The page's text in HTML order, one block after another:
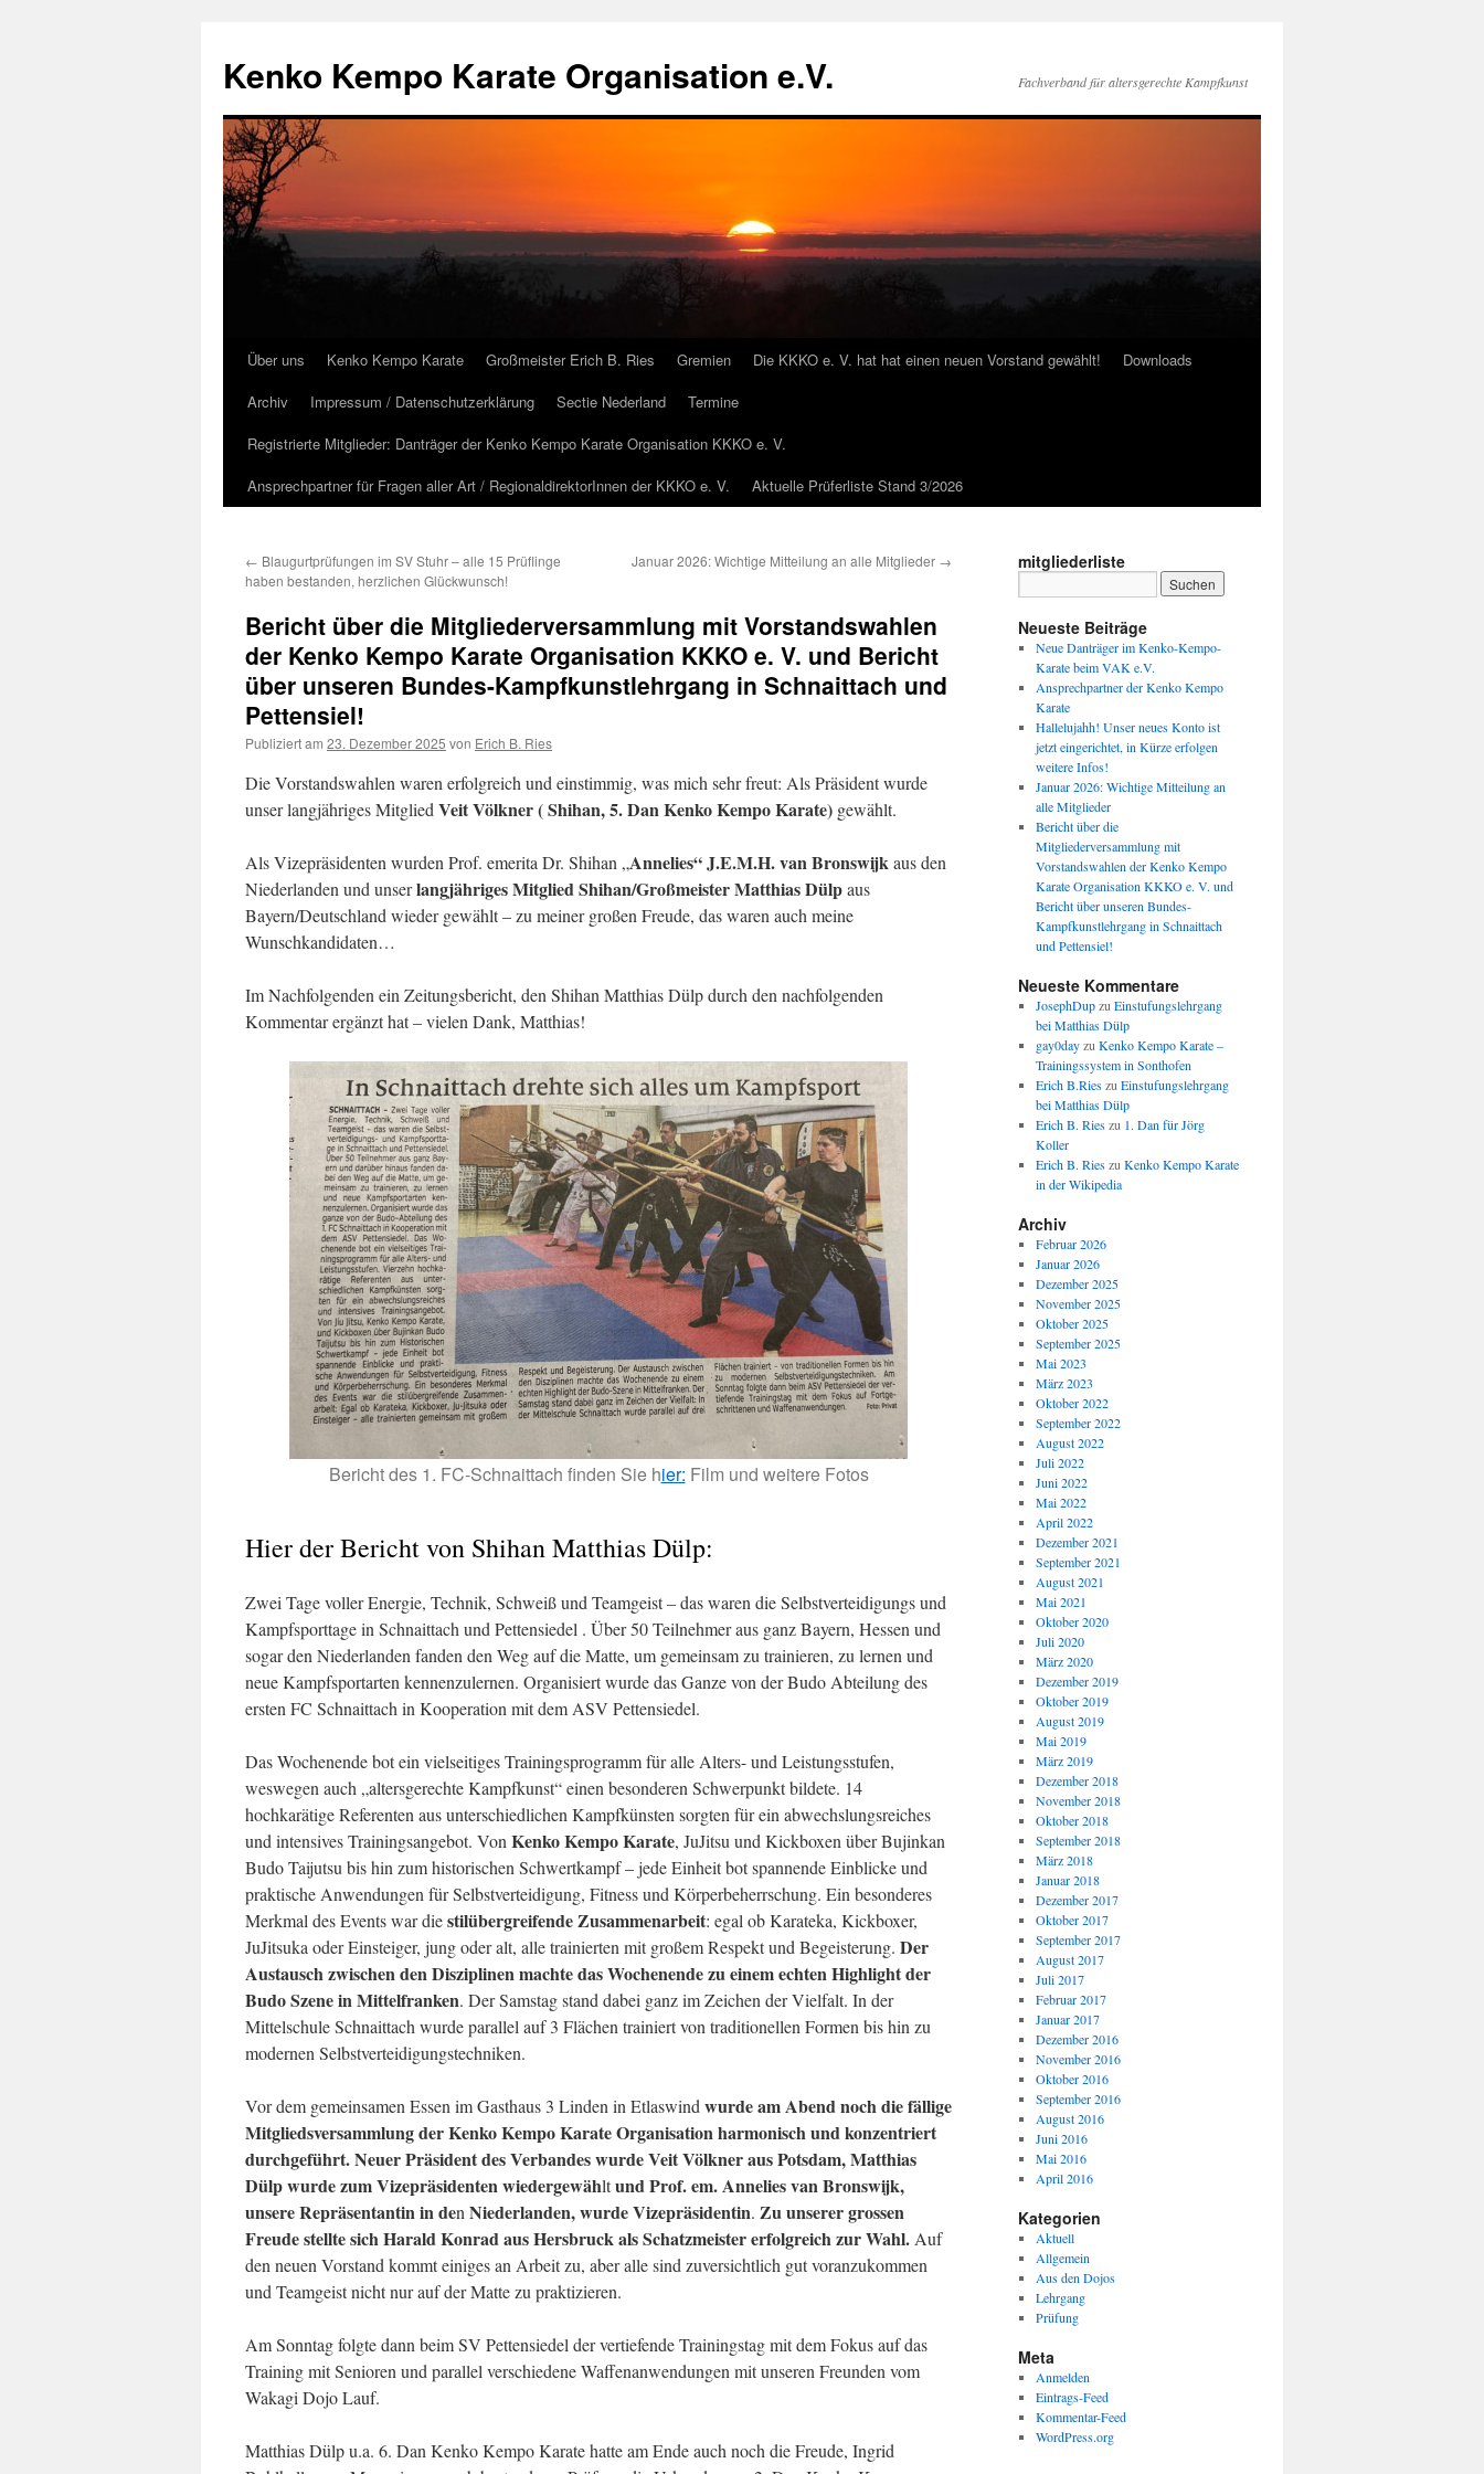
Kenko Kempo Karate Organisation e.V. Fachverband für altersgerechte Kampfkunst
Zum
Inhalt
springen
Über uns Kenko Kempo Karate Großmeister Erich B. Ries Gremien Die KKKO e. V. hat hat einen neuen Vorstand gewählt!
Downloads
Archiv
Impressum / Datenschutzerklärung Sectie Nederland
Termine
Registrierte Mitglieder: Danträger der Kenko Kempo Karate Organisation KKKO e. V.
Ansprechpartner für Fragen aller Art / RegionaldirektorInnen der KKKO e. V.
Aktuelle Prüferliste Stand 3/2026
← Blaugurtprüfungen im SV Stuhr – alle 15 Prüflinge
haben bestanden, herzlichen Glückwunsch!
Januar 2026: Wichtige Mitteilung an alle Mitglieder →
Bericht über die Mitgliederversammlung mit Vorstandswahlen
der Kenko Kempo Karate Organisation KKKO e. V. und Bericht
über unseren Bundes-Kampfkunstlehrgang in Schnaittach und
Pettensiel!
Publiziert am 23. Dezember 2025 von Erich B. Ries
Die Vorstandswahlen waren erfolgreich und einstimmig, was mich sehr freut: Als Präsident wurde
unser langjähriges Mitglied Veit Völkner ( Shihan, 5. Dan Kenko Kempo Karate) gewählt.
Als Vizepräsidenten wurden Prof. emerita Dr. Shihan „Annelies“ J.E.M.H. van Bronswijkaus den
Niederlanden und unserlangjähriges Mitglied Shihan/Großmeister Matthias Dülpaus
Bayern/Deutschland wieder gewählt – zu meiner großen Freude, das waren auch meine
Wunschkandidaten…
Im Nachfolgenden ein Zeitungsbericht, den Shihan Matthias Dülp durch den nachfolgenden
Kommentar ergänzt hat – vielen Dank, Matthias!
Bericht des 1. FC-Schnaittach finden Sie hier: Film und weitere Fotos
Hier der Bericht von Shihan Matthias Dülp:
Zwei Tage voller Energie, Technik, Schweiß und Teamgeist – das waren die Selbstverteidigungs und
Kampfsporttage in Schnaittach und Pettensiedel . Über 50 Teilnehmer aus ganz Bayern, Hessen und
sogar den Niederlanden fanden den Weg auf die Matte, um gemeinsam zu trainieren, zu lernen und
neue Kampfsportarten kennenzulernen. Organisiert wurde das Ganze von der Budo Abteilung des
ersten FC Schnaittach in Kooperation mit dem ASV Pettensiedel.
Das Wochenende bot ein vielseitiges Trainingsprogramm für alle Alters- und Leistungsstufen,
weswegen auch „altersgerechte Kampfkunst“ einen besonderen Schwerpunkt bildete. 14
hochkarätige Referenten aus unterschiedlichen Kampfkünsten sorgten für ein abwechslungsreiches
und intensives Trainingsangebot. Von Kenko Kempo Karate, JuJitsu und Kickboxen über Bujinkan
Budo Taijutsu bis hin zum historischen Schwertkampf – jede Einheit bot spannende Einblicke und
praktische Anwendungen für Selbstverteidigung, Fitness und Körperbeherrschung. Ein besonderes
Merkmal des Events war diestilübergreifendeZusammenarbeit: egal ob Karateka, Kickboxer,
JuJitsuka oder Einsteiger, jung oder alt, alle trainierten mit großem Respekt und Begeisterung. Der
Austausch zwischen den Disziplinen machte das Wochenende zu einem echten Highlight der
Budo Szene in Mittelfranken. Der Samstag stand dabei ganz im Zeichen der Vielfalt. In der
Mittelschule Schnaittach wurde parallel auf 3 Flächen trainiert von traditionellen Formen bis hin zu
modernen Selbstverteidigungstechniken.
Vor dem gemeinsamen Essen im Gasthaus 3 Linden in Etlaswind wurde am Abend noch diefällige
Mitgliedsversammlung der Kenko Kempo Karate Organisation harmonisch undkonzentriert
durchgeführt.Neuer Präsident des Verbandes wurde Veit Völkner aus Potsdam, Matthias
Dülp wurde zum Vizepräsidenten wiedergewähltund Prof. em. Annelies van Bronswijk,
unsere Repräsentantin in den Niederlanden, wurde Vizepräsidentin. Zu unserer grossen
Freude stellte sichHarald Konrad aus Hersbruck als Schatzmeister erfolgreich zur Wahl. Auf
den neuen Vorstand kommt einiges an Arbeit zu, aber alle sind zuversichtlich gut voranzukommen
und Teamgeist nicht nur auf der Matte zu praktizieren.
Am Sonntag folgte dann beim SV Pettensiedel der vertiefende Trainingstag mit dem Fokus auf das
Training mit Senioren und parallel verschiedene Waffenanwendungen mit unseren Freunden vom
Wakagi Dojo Lauf.
Matthias Dülp u.a. 6. Dan Kenko Kempo Karate hatte am Ende auch noch die Freude, Ingrid
mitgliederliste
Neueste Beiträge
Neue Danträger im Kenko-Kempo-
Karate beim VAK e.V.
Ansprechpartner der Kenko Kempo
Karate
Hallelujahh! Unser neues Konto ist
jetzt eingerichtet, in Kürze erfolgen
weitere Infos!
Januar 2026: Wichtige Mitteilung an
alle Mitglieder
Bericht über die
Mitgliederversammlung mit
Vorstandswahlen der Kenko Kempo
Karate Organisation KKKO e. V. und
Bericht über unseren Bundes-
Kampfkunstlehrgang in Schnaittach
und Pettensiel!
Neueste Kommentare
JosephDupzu Einstufungslehrgang
bei Matthias Dülp
gay0dayzu Kenko Kempo Karate –
Trainingssystem in Sonthofen
Erich B.Rieszu Einstufungslehrgang
bei Matthias Dülp
Erich B. Rieszu 1. Dan für Jörg
Koller
Erich B. Rieszu Kenko Kempo Karate
in der Wikipedia
Archiv
Februar 2026
Januar 2026
Dezember 2025
November 2025
Oktober 2025
September 2025
Mai 2023
März 2023
Oktober 2022
September 2022
August 2022
Juli 2022
Juni 2022
Mai 2022
April 2022
Dezember 2021
September 2021
August 2021
Mai 2021
Oktober 2020
Juli 2020
März 2020
Dezember 2019
Oktober 2019
August 2019
Mai 2019
März 2019
Dezember 2018
November 2018
Oktober 2018
September 2018
März 2018
Januar 2018
Dezember 2017
Oktober 2017
September 2017
August 2017
Juli 2017
Februar 2017
Januar 2017
Dezember 2016
November 2016
Oktober 2016
September 2016
August 2016
Juni 2016
Mai 2016
April 2016
Kategorien
Aktuell
Allgemein
Aus den Dojos
Lehrgang
Prüfung
Meta
Anmelden
Eintrags-Feed
Kommentar-Feed
WordPress.org